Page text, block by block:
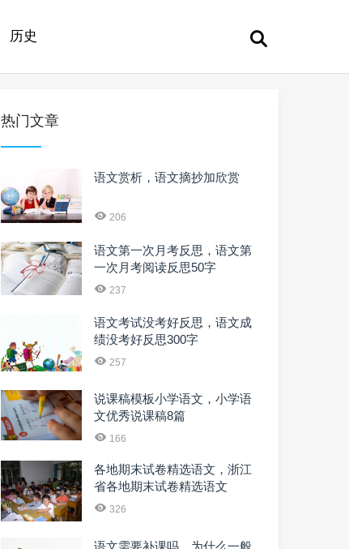
历史
热门文章
语文赏析，语文摘抄加欣赏
206
语文第一次月考反思，语文第
一次月考阅读反思50字
237
语文考试没考好反思，语文成
绩没考好反思300字
257
说课稿模板小学语文，小学语
文优秀说课稿8篇
166
各地期末试卷精选语文，浙江
省各地期末试卷精选语文
326
语文需要补课吗，为什么一般